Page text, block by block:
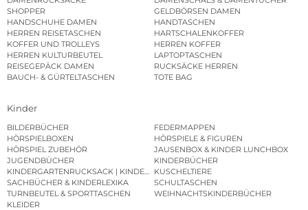
SHOPPER
GELDBÖRSEN DAMEN
HANDSCHUHE DAMEN
HANDTASCHEN
HERREN REISETASCHEN
HARTSCHALENKOFFER
KOFFER UND TROLLEYS
HERREN KOFFER
HERREN KULTURBEUTEL
LAPTOPTASCHEN
REISEGEPÄCK DAMEN
RUCKSÄCKE HERREN
BAUCH- & GÜRTELTASCHEN
TOTE BAG
Kinder
BILDERBÜCHER
FEDERMAPPEN
HÖRSPIELBOXEN
HÖRSPIELE & FIGUREN
HÖRSPIEL ZUBEHÖR
JAUSENBOX & KINDER LUNCHBOX
JUGENDBÜCHER
KINDERBÜCHER
KINDERGARTENRUCKSACK | KINDERGARTENBEUTEL
KUSCHELTIERE
SACHBÜCHER & KINDERLEXIKA
SCHULTASCHEN
TURNBEUTEL & SPORTTASCHEN
WEIHNACHTSKINDERBÜCHER
KLEIDER